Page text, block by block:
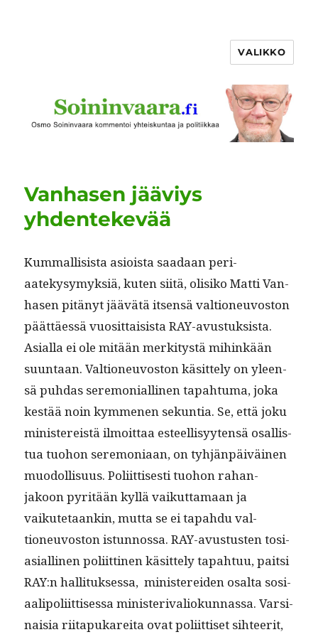
VALIKKO
Vanhasen jääviys
yhdentekevää
Kum­malli­sista asioista saadaan peri­
aatekysymyk­siä, kuten siitä, olisiko Mat­ti Van­
hasen pitänyt jäävätä itsen­sä val­tioneu­vos­ton
päät­täessä vuosit­tai­sista RAY-avus­tuk­sista.
Asial­la ei ole mitään merk­i­tys­tä mihinkään
suun­taan. Val­tioneu­vos­ton käsit­te­ly on yleen­
sä puh­das ser­e­mo­ni­alli­nen tapah­tu­ma, joka
kestää noin kymme­nen sekun­tia. Se, että joku
min­is­tereistä ilmoit­taa esteel­lisyyten­sä osal­lis­
tua tuo­hon ser­e­mo­ni­aan, on tyhjän­päiväi­nen
muodol­lisu­us. Poli­it­tis­es­ti tuo­hon rahan­
jakoon pyritään kyl­lä vaikut­ta­maan ja
vaikute­taankin, mut­ta se ei tapah­du val­
tioneu­vos­ton istun­nos­sa.RAY-avus­tusten tosi­
asialli­nen poli­it­ti­nen käsit­te­ly tapah­tuu, pait­si
RAY:n hal­li­tuk­ses­sa, min­is­terei­den osalta sosi­
aalipoli­it­tises­sa min­is­terivaliokun­nas­sa. Varsi­
naisia riita­pukare­i­ta ovat poli­it­tiset sih­teer­it,